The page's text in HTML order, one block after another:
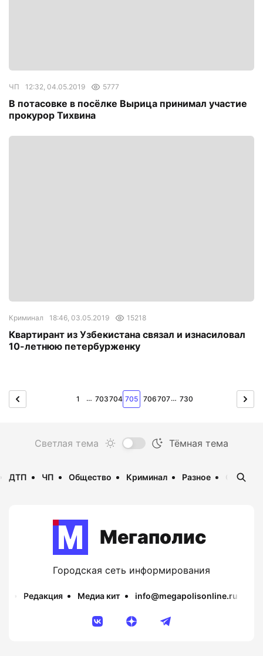
ЧП 12:32, 04.05.2019 5777
В потасовке в посёлке Вырица принимал участие
прокурор Тихвина
Криминал 18:46, 03.05.2019 15218
Квартирант из Узбекистана связал и изнасиловал
10-летнюю петербурженку
1 … 703704 705 706707… 730
ДТП ЧП Общество Криминал Разное
Мегаполис
Городская сеть информирования
Редакция Медиа кит info@megapolisonline.ru